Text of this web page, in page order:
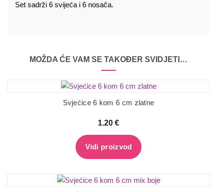
Set sadrži 6 svijeća i 6 nosača.
MOŽDA ĆE VAM SE TAKOĐER SVIDJETI…
Svjećice 6 kom 6 cm zlatne
1.20 €
Vidi proizvod